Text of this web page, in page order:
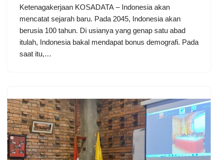
Ketenagakerjaan KOSADATA – Indonesia akan
mencatat sejarah baru. Pada 2045, Indonesia akan
berusia 100 tahun. Di usianya yang genap satu abad
itulah, Indonesia bakal mendapat bonus demografi. Pada
saat itu,…